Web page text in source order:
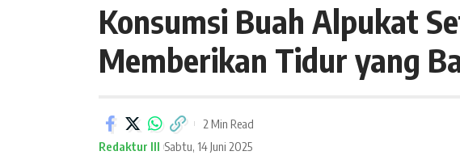
Konsumsi Buah Alpukat
Memberikan Tidur yang
Redaktur III Sabtu, 14 Juni 2025
2 Min Read